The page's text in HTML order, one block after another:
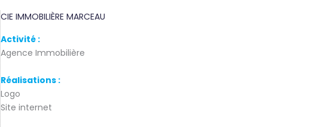
CIE IMMOBILIÈRE MARCEAU
Activité :
Agence Immobilière
Réalisations :
Logo
Site internet